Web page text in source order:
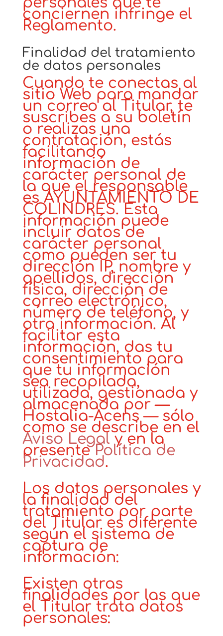
conciernen infringe el
Reglamento.
Finalidad del tratamiento
de datos personales
Cuando te conectas al
sitio Web para mandar
un correo al Titular, te
suscribes a su boletín
o realizas una
contratación, estás
facilitando
información de
carácter personal de
la que el responsable
es AYUNTAMIENTO DE
COLINDRES. Esta
información puede
incluir datos de
carácter personal
como pueden ser tu
dirección IP, nombre y
apellidos, dirección
física, dirección de
correo electrónico,
número de teléfono, y
otra información. Al
facilitar esta
información, das tu
consentimiento para
que tu información
sea recopilada,
utilizada, gestionada y
almacenada por —
Hostalia-Acens — sólo
como se describe en el
Aviso Legal y en la
presentePolítica de
Privacidad.
Los datos personales y
la finalidad del
tratamiento por parte
del Titular es diferente
según el sistema de
captura de
información:
Existen otras
finalidades por las que
el Titular trata datos
personales: